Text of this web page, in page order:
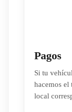
Pagos
Si tu
hacemos el
local